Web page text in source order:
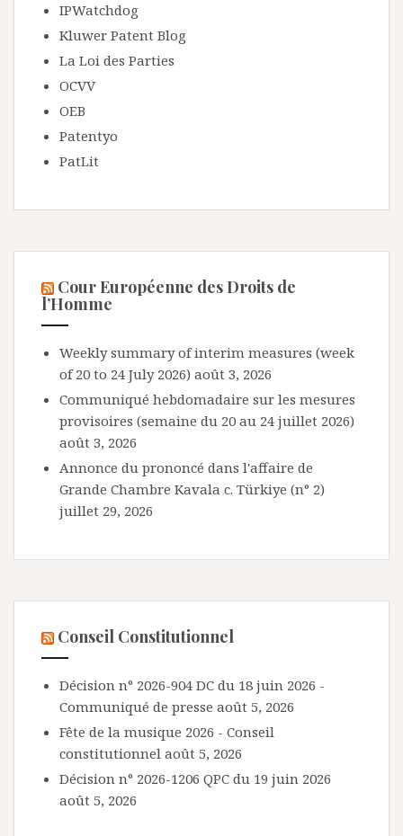
IPWatchdog
Kluwer Patent Blog
La Loi des Parties
OCVV
OEB
Patentyo
PatLit
Cour Européenne des Droits de
l’Homme
Weekly summary of interim measures (week
of 20 to 24 July 2026) août 3, 2026
Communiqué hebdomadaire sur les mesures
provisoires (semaine du 20 au 24 juillet 2026)
août 3, 2026
Annonce du prononcé dans l'affaire de
Grande Chambre Kavala c. Türkiye (n° 2)
juillet 29, 2026
Conseil Constitutionnel
Décision n° 2026-904 DC du 18 juin 2026 -
Communiqué de presse août 5, 2026
Fête de la musique 2026 - Conseil
constitutionnel août 5, 2026
Décision n° 2026-1206 QPC du 19 juin 2026
août 5, 2026